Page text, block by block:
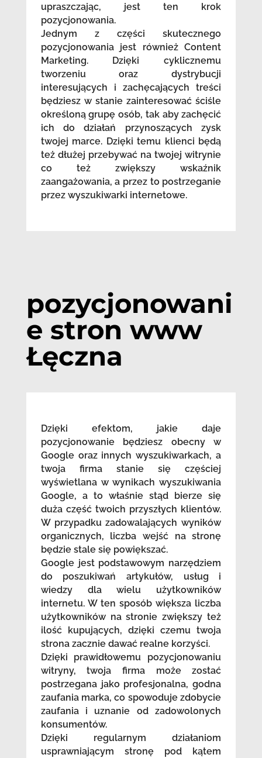
upraszczając, jest ten krok
pozycjonowania.
Jednym z części skutecznego
pozycjonowania jest również Content
Marketing. Dzięki cyklicznemu
tworzeniu oraz dystrybucji
interesujących i zachęcających treści
będziesz w stanie zainteresować ściśle
określoną grupę osób, tak aby zachęcić
ich do działań przynoszących zysk
twojej marce. Dzięki temu klienci będą
też dłużej przebywać na twojej witrynie
co też zwiększy wskaźnik
zaangażowania, a przez to postrzeganie
przez wyszukiwarki internetowe.
pozycjonowani
e stron www
Łęczna
Dzięki efektom, jakie daje
pozycjonowanie będziesz obecny w
Google oraz innych wyszukiwarkach, a
twoja firma stanie się częściej
wyświetlana w wynikach wyszukiwania
Google, a to właśnie stąd bierze się
duża część twoich przyszłych klientów.
W przypadku zadowalających wyników
organicznych, liczba wejść na stronę
będzie stale się powiększać.
Google jest podstawowym narzędziem
do poszukiwań artykułów, usług i
wiedzy dla wielu użytkowników
internetu. W ten sposób większa liczba
użytkowników na stronie zwiększy też
ilość kupujących, dzięki czemu twoja
strona zacznie dawać realne korzyści.
Dzięki prawidłowemu pozycjonowaniu
witryny, twoja firma może zostać
postrzegana jako profesjonalna, godna
zaufania marka, co spowoduje zdobycie
zaufania i uznanie od zadowolonych
konsumentów.
Dzięki regularnym działaniom
usprawniającym stronę pod kątem